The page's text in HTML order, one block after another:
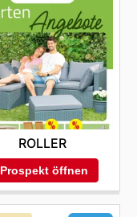
ROLLER
Prospekt öffnen